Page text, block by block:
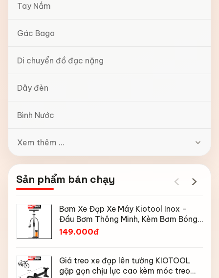
Tay Nắm
Gác Baga
Di chuyển đồ đạc nặng
Dây đèn
Bình Nước
Xem thêm ...
Sản phẩm bán chạy ‹ ›
Bơm Xe Đạp Xe Máy Kiotool Inox –
Đầu Bơm Thông Minh, Kèm Bơm Bóng,
Đồng Hồ 160 PSI
149.000đ
Giá treo xe đạp lên tường KIOTOOL
gập gọn chịu lực cao kèm móc treo